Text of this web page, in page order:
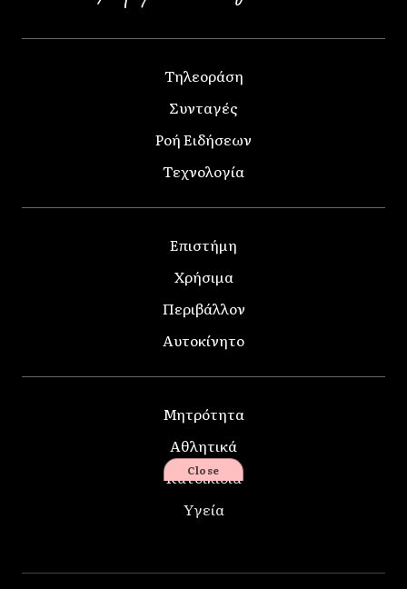
Τηλεοράση
Συνταγές
Ροή Ειδήσεων
Τεχνολογία
Επιστήμη
Χρήσιμα
Περιβάλλον
Αυτοκίνητο
Μητρότητα
Αθλητικά
Κατοικίδια
Υγεία
Close